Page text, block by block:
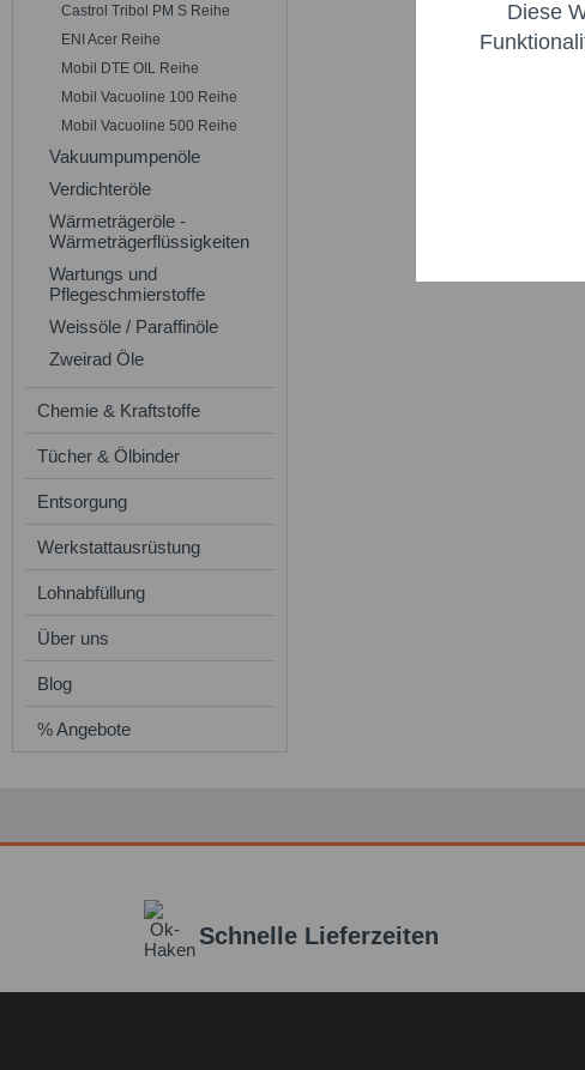
Castrol Tribol PM S Reihe
ENI Acer Reihe
Mobil DTE OIL Reihe
Mobil Vacuoline 100 Reihe
Mobil Vacuoline 500 Reihe
Vakuumpumpenöle
Verdichteröle
Wärmeträgeröle -
Wärmeträgerflüssigkeiten
Wartungs und
Pflegeschmierstoffe
Weissöle / Paraffinöle
Zweirad Öle
Chemie & Kraftstoffe
Tücher & Ölbinder
Entsorgung
Werkstattausrüstung
Lohnabfüllung
Über uns
Blog
% Angebote
Schnelle Lieferzeiten
Marketing
Diese